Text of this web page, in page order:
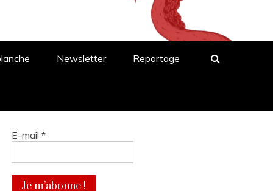
Newsletter Reportage
E-mail *